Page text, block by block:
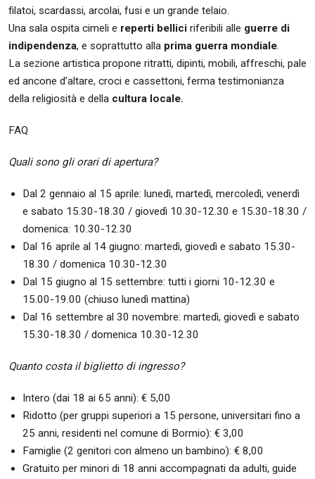
filatoi, scardassi, arcolai, fusi e un grande telaio.
Una sala ospita cimeli e reperti bellici riferibili alle guerre di
indipendenza, e soprattutto alla prima guerra mondiale.
La sezione artistica propone ritratti, dipinti, mobili, affreschi, pale
ed ancone d’altare, croci e cassettoni, ferma testimonianza
della religiosità e della cultura locale.
FAQ
Quali sono gli orari di apertura?
Dal 2 gennaio al 15 aprile: lunedì, martedì, mercoledì, venerdì
e sabato 15.30-18.30 / giovedì 10.30-12.30 e 15.30-18.30 /
domenica: 10.30-12.30
Dal 16 aprile al 14 giugno: martedì, giovedì e sabato 15.30-
18.30 / domenica 10.30-12.30
Dal 15 giugno al 15 settembre: tutti i giorni 10-12.30 e
15.00-19.00 (chiuso lunedì mattina)
Dal 16 settembre al 30 novembre: martedì, giovedì e sabato
15.30-18.30 / domenica 10.30-12.30
Quanto costa il biglietto di ingresso?
Intero (dai 18 ai 65 anni): € 5,00
Ridotto (per gruppi superiori a 15 persone, universitari fino a
25 anni, residenti nel comune di Bormio): € 3,00
Famiglie (2 genitori con almeno un bambino): € 8,00
Gratuito per minori di 18 anni accompagnati da adulti, guide